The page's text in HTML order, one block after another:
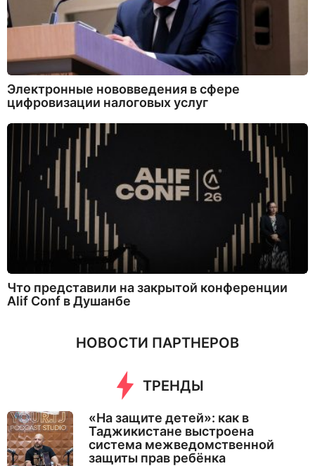
Электронные нововведения в сфере
цифровизации налоговых услуг
Что представили на закрытой конференции
Alif Conf в Душанбе
НОВОСТИ ПАРТНЕРОВ
ТРЕНДЫ
«На защите детей»: как в
Таджикистане выстроена
система межведомственной
защиты прав ребёнка